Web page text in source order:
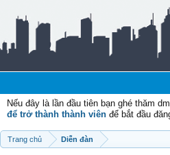
Nếu đây là lần đầu tiên bạn ghé thăm
để trở thành thành viên để bắt đầu
Trang chủ Diễn đàn